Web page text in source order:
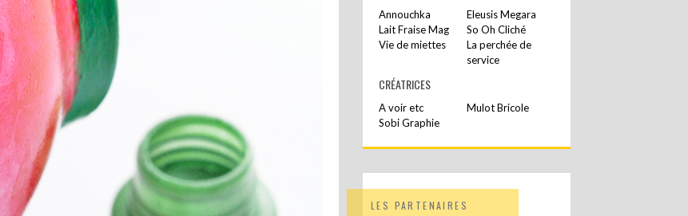
Annouchka
Eleusis Megara
Lait Fraise Mag
So Oh Cliché
Vie de miettes
La perchée de
service
CRÉATRICES
A voir etc
Mulot Bricole
Sobi Graphie
LES PARTENAIRES